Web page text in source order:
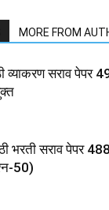
MORE FROM
व्याकरण सराव पेपर
भरती सराव पेपर
50)